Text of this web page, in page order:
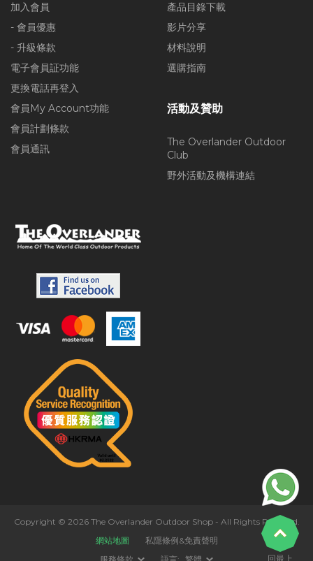
回最上
加入會員
- 會員優惠
- 升級條款
電子會員証功能
更換電話再登入
會員My Account功能
會員計劃條款
會員通訊
產品目錄下載
影片分享
材料說明
選購指南
活動及贊助
The Overlander Outdoor
Club
野外活動及機構連結
Copyright © 2026 The Overlander Outdoor Shop - All Rights Reserved.
網站地圖
私隱條例&免責聲明